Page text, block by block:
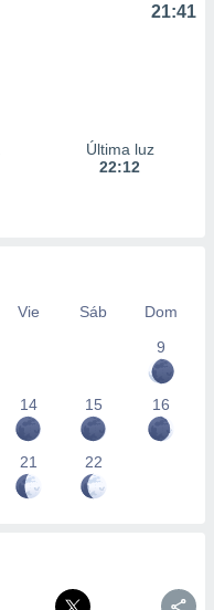
21:41
Última luz
22:12
Vie Sáb
Dom
9
14 15 16
21 22